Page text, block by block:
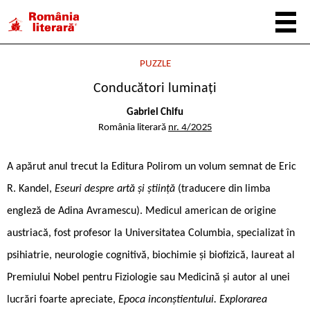
PUZZLE
Conducători luminați
Gabriel Chifu
România literară nr. 4/2025
A apărut anul trecut la Editura Polirom un volum semnat de Eric
R. Kandel, Eseuri despre artă și știință (traducere din limba
engleză de Adina Avramescu). Medicul american de origine
austriacă, fost profesor la Universitatea Columbia, specializat în
psihiatrie, neurologie cognitivă, biochimie și biofizică, laureat al
Premiului Nobel pentru Fiziologie sau Medicină și autor al unei
lucrări foarte apreciate, Epoca inconștientului. Explorarea